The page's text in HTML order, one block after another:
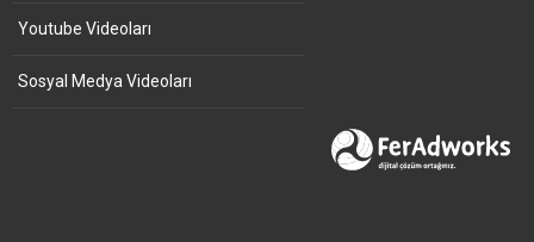
Youtube Videoları
Sosyal Medya Videoları